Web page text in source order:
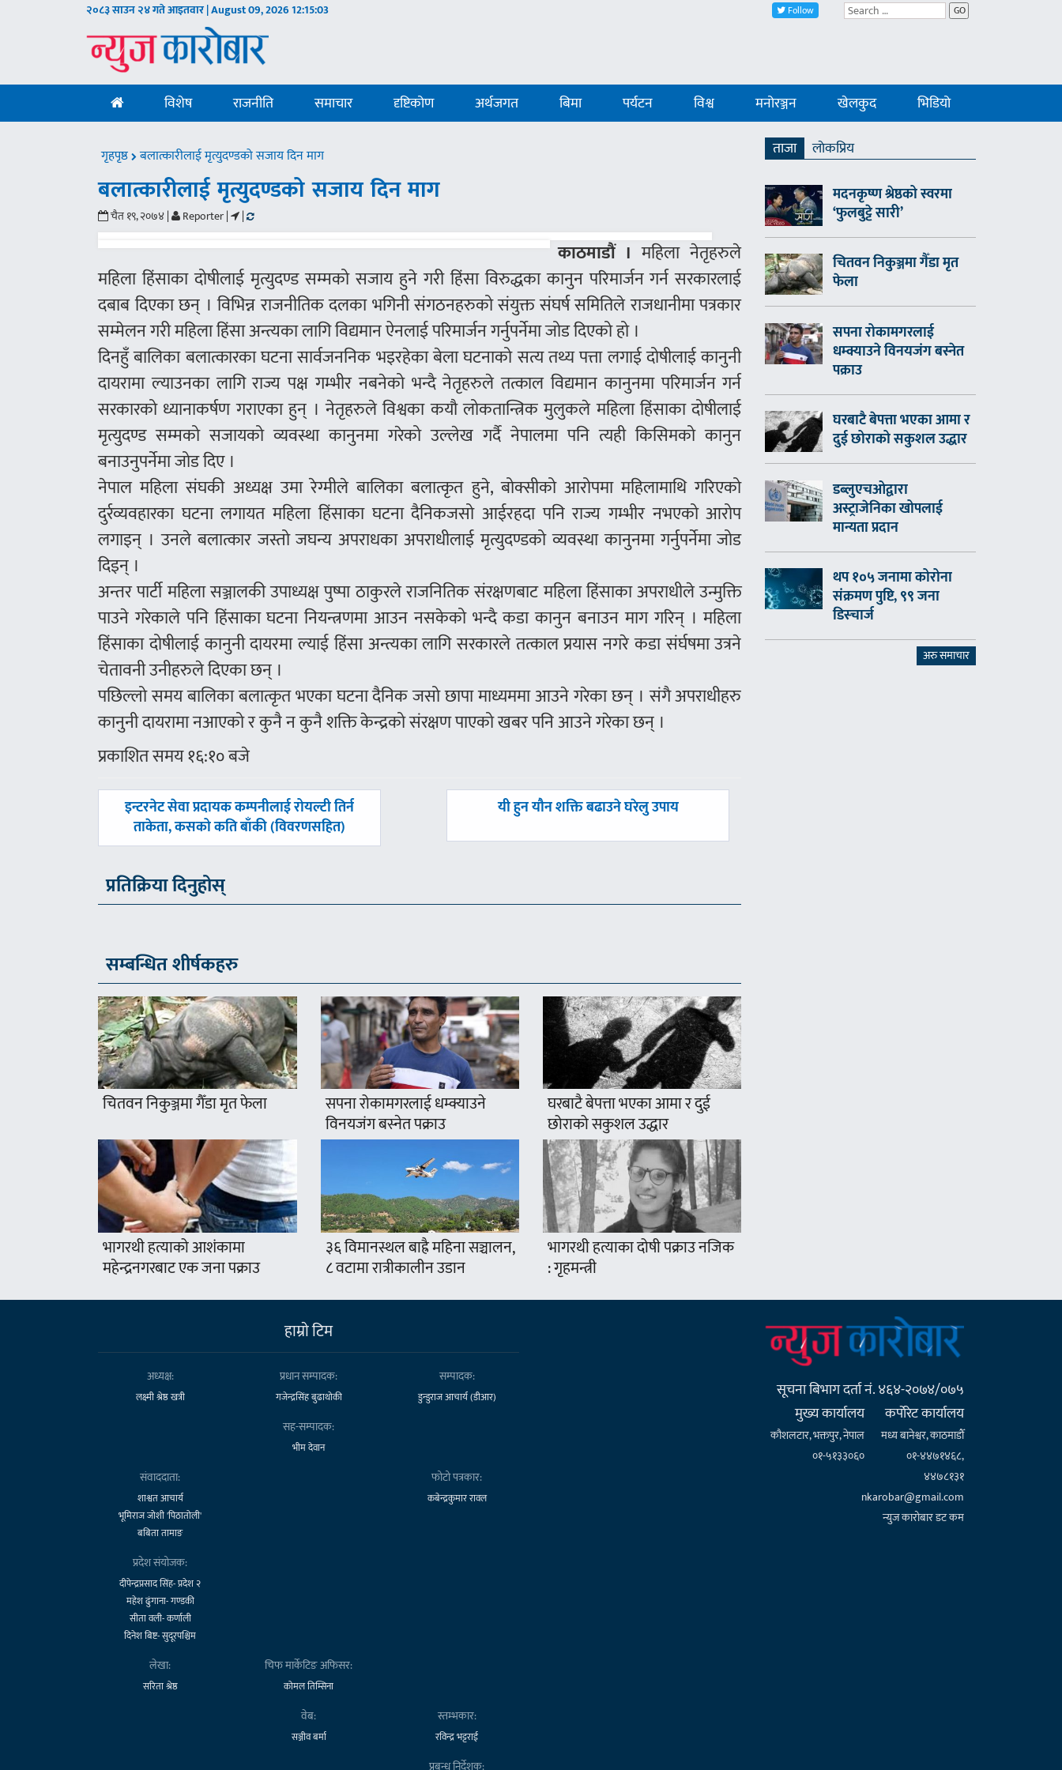
२०८३ साउन २४ गते आइतवार | August 09, 202612:15:04 Follow GO
विशेष राजनीति समाचार दृष्टिकोण अर्थजगत बिमा पर्यटन विश्व मनोरञ्जन खेलकुद भिडियो
गृहपृष्ठ बलात्कारीलाई मृत्युदण्डको सजाय दिन माग
बलात्कारीलाई मृत्युदण्डको सजाय दिन माग
चैत १९, २०७४ | Reporter | |
काठमाडौं । महिला नेतृहरुले
महिला हिंसाका दोषीलाई मृत्युदण्ड सम्मको सजाय हुने गरी हिंसा विरुद्धका कानुन परिमार्जन गर्न सरकारलाई
दबाब दिएका छन् । विभिन्न राजनीतिक दलका भगिनी संगठनहरुको संयुक्त संघर्ष समितिले राजधानीमा पत्रकार
सम्मेलन गरी महिला हिंसा अन्त्यका लागि विद्यमान ऐनलाई परिमार्जन गर्नुपर्नेमा जोड दिएको हो ।
दिनहुँ बालिका बलात्कारका घटना सार्वजननिक भइरहेका बेला घटनाको सत्य तथ्य पत्ता लगाई दोषीलाई कानुनी
दायरामा ल्याउनका लागि राज्य पक्ष गम्भीर नबनेको भन्दै नेतृहरुले तत्काल विद्यमान कानुनमा परिमार्जन गर्न
सरकारको ध्यानाकर्षण गराएका हुन् । नेतृहरुले विश्वका कयौ लोकतान्त्रिक मुलुकले महिला हिंसाका दोषीलाई
मृत्युदण्ड सम्मको सजायको व्यवस्था कानुनमा गरेको उल्लेख गर्दै नेपालमा पनि त्यही किसिमको कानुन
बनाउनुपर्नेमा जोड दिए ।
नेपाल महिला संघकी अध्यक्ष उमा रेग्मीले बालिका बलात्कृत हुने, बोक्सीको आरोपमा महिलामाथि गरिएको
दुर्रव्यवहारका घटना लगायत महिला हिंसाका घटना दैनिकजसो आईरहदा पनि राज्य गम्भीर नभएको आरोप
लगाइन् । उनले बलात्कार जस्तो जघन्य अपराधका अपराधीलाई मृत्युदण्डको व्यवस्था कानुनमा गर्नुपर्नेमा जोड
दिइन् ।
अन्तर पार्टी महिला सञ्जालकी उपाध्यक्ष पुष्पा ठाकुरले राजनितिक संरक्षणबाट महिला हिंसाका अपराधीले उन्मुक्ति
पाउने गरेकाले पनि हिंसाका घटना नियन्त्रणमा आउन नसकेको भन्दै कडा कानुन बनाउन माग गरिन् । महिला
हिंसाका दोषीलाई कानुनी दायरमा ल्याई हिंसा अन्त्यका लागि सरकारले तत्काल प्रयास नगरे कडा संर्घषमा उत्रने
चेतावनी उनीहरुले दिएका छन् ।
पछिल्लो समय बालिका बलात्कृत भएका घटना दैनिक जसो छापा माध्यममा आउने गरेका छन् । संगै अपराधीहरु
कानुनी दायरामा नआएको र कुनै न कुनै शक्ति केन्द्रको संरक्षण पाएको खबर पनि आउने गरेका छन् ।
प्रकाशित समय १६:१० बजे
पछिल्लाे
इन्टरनेट सेवा प्रदायक कम्पनीलाई रोयल्टी तिर्न
ताकेता, कसको कति बाँकी (विवरणसहित)
अघिल्लाे
यी हुन यौन शक्ति बढाउने घरेलु उपाय
प्रतिक्रिया दिनुहोस्
सम्बन्धित शीर्षकहरु
चितवन निकुञ्जमा गैँडा मृत फेला सपना रोकामगरलाई धम्क्याउने
विनयजंग बस्नेत पक्राउ
घरबाटै बेपत्ता भएका आमा र दुई
छोराको सकुशल उद्धार
भागरथी हत्याको आशंकामा
महेन्द्रनगरबाट एक जना पक्राउ
३६ विमानस्थल बाह्रै महिना सञ्चालन,
८ वटामा रात्रीकालीन उडान
भागरथी हत्याका दोषी पक्राउ नजिक
: गृहमन्त्री
ताजा
लाेकप्रिय
मदनकृष्ण श्रेष्ठको स्वरमा
‘फुलबुट्टे सारी’
चितवन निकुञ्जमा गैँडा मृत
फेला
सपना रोकामगरलाई
धम्क्याउने विनयजंग बस्नेत
पक्राउ
घरबाटै बेपत्ता भएका आमा र
दुई छोराको सकुशल उद्धार
डब्लुएचओद्वारा
अस्ट्राजेनिका खोपलाई
मान्यता प्रदान
थप १०५ जनामा कोरोना
संक्रमण पुष्टि, ९९ जना
डिस्चार्ज
अरु समाचार
हाम्राे टिम
अध्यक्ष:
लक्ष्मी श्रेष्ठ खत्री
प्रधान सम्पादक:
गजेन्द्रसिंह बुढाथोकी
सम्पादक:
डुन्डुराज आचार्य (डीआर)
सह-सम्पादक:
भीम देवान
संवाददाता:
शाश्वत आचार्य
भूमिराज जोशी 'पिठातोली'
बबिता तामाङ
फोटो पत्रकार:
कबेन्द्रकुमार रावल
प्रदेश संयोजक:
दीपेन्द्रप्रसाद सिंह- प्रदेश २
महेश ढुंगाना- गण्डकी
सीता वली- कर्णाली
दिनेश बिष्ट- सुदूरपश्चिम
लेखा:
सरिता श्रेष्ठ
चिफ मार्केटिङ अफिसर:
कोमल तिम्सिना
वेब:
सञ्जीव बर्मा
स्तम्भकार:
रविन्द्र भट्टराई
सूचना बिभाग दर्ता नं. ४६४-२०७४/०७५
मुख्य कार्यालय
कौशलटार, भक्तपुर, नेपाल
०१-५१३३०६०
कर्पाेरेट कार्यालय
मध्य बानेश्वर, काठमाडौँ
०१-४४७१४६८,
४४७८१३१
nkarobar@gmail.com
न्युज कारोबार डट कम